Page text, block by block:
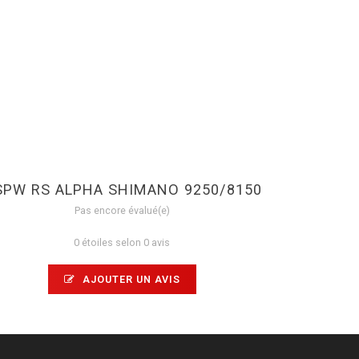
RS ALPHA SHIMANO 9250/8150
Pas encore évalué(e)
0 étoiles selon 0 avis
AJOUTER UN AVIS